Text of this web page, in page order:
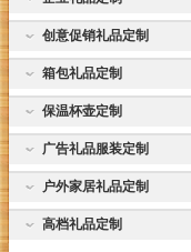
创意促销礼品定制
箱包礼品定制
保温杯壶定制
广告礼品服装定制
户外家居礼品定制
高档礼品定制